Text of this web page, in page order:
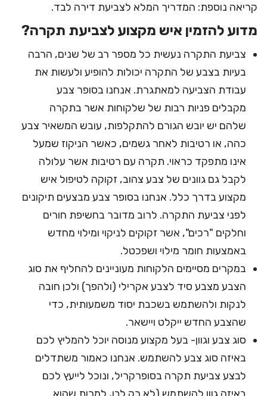
קריאה נוספת: המדריך המלא לצביעת דירה לבד.
מדוע להזמין איש מקצוע לצביעת תקרה?
צביעת התקרה נעשית כל מספר רב של שנים, הרבה
בעיות בצבע של התקרה יכולות להופיע ולעשות את
עבודת הצביעה למאתגרת. אנחנו בסופר צבע
מקבלים פניות רבות של שלקוחות אשר בתקרה
שלהם יש יובש הגורם להתקלפות, עובש המשאיר צבע
כהה, או רטיבות לאחר גשמים, כאשר הניקוז שמעל
אינו מתפקד כראוי. תקרה עם רטיבות אשר עלולה
לקבל גם גוונים של צבע צהוב, זקוקה לטיפול איש
מקצוע בדרך כלל. אנחנו בסופר צבע מבצעים תיקונים
לפני צביעת התקרה. לרוב מדובר בחשיפת חורים
וחלקים "רכים", אשר זקוקים לניקוי ומילוי מחדש
באמצעות חומר מילוי ושפכטל.
במקרים מסיימים הלקוחות מעוניינים להחליף את סוג
הצבע מצבע סיד לצבע אקרילי (ולהפך) ולכן חובה
לנקות ולהשתמש בשכבת יסוד משמעותית, כדי
שהצבע החדש ייקלט ויישאר.
סוג צבע וגוון- בעל מקצוע מנוסה יוכל להמליץ לכם
באיזה סוג צבע להשתמש. אנחנו כאמור משתדלים
לבצע צביעת תקרה בסופרקריל, ונוכל לייעץ לכם